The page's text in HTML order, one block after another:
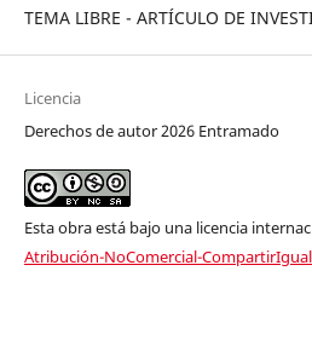
TEMA LIBRE - ARTÍCULO DE
Licencia
Derechos de autor 2026 Entramado
Esta obra está bajo una licencia
Atribución-NoComercial-